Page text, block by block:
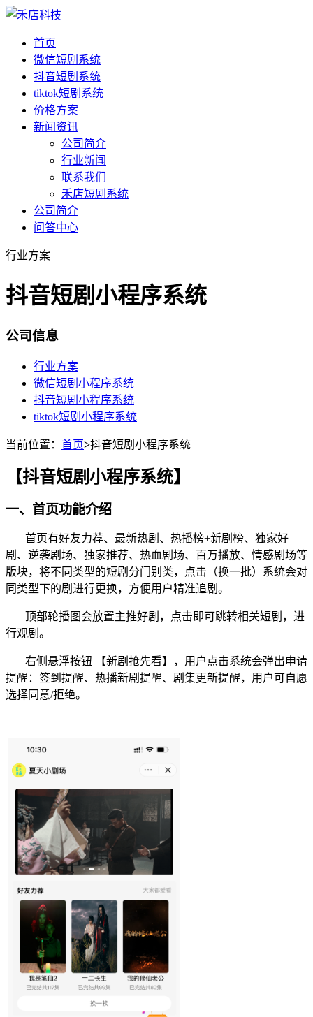
首页
微信短剧系统
抖音短剧系统
tiktok短剧系统
价格方案
新闻资讯
公司简介
行业新闻
联系我们
禾店短剧系统
公司简介
问答中心
行业方案
抖音短剧小程序系统
公司信息
行业方案
微信短剧小程序系统
抖音短剧小程序系统
tiktok短剧小程序系统
当前位置： 首页>抖音短剧小程序系统
【抖音短剧小程序系统】
一、首页功能介绍
首页有好友力荐、最新热剧、热播榜+新剧榜、独家好
剧、逆袭剧场、独家推荐、热血剧场、百万播放、情感剧场等
版块，将不同类型的短剧分门别类，点击（换一批）系统会对
同类型下的剧进行更换，方便用户精准追剧。
顶部轮播图会放置主推好剧，点击即可跳转相关短剧，进
行观剧。
右侧悬浮按钮
【新剧抢先看】，用户点击系统会弹出申请
提醒：签到提醒、热播新剧提醒、剧集更新提醒，用户可自愿
选择同意/拒绝。